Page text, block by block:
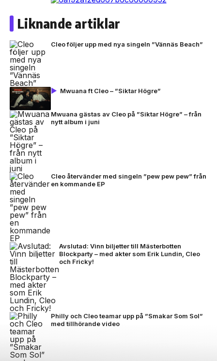
Liknande artiklar
Cleo följer upp med nya singeln ”Vännäs Beach”
Mwuana ft Cleo – ”Siktar Högre”
Mwuana gästas av Cleo på ”Siktar Högre” – från
nytt album i juni
Cleo återvänder med singeln ”pew pew pew” från
en kommande EP
Avslutad: Vinn biljetter till Mästerbotten
Blockparty – med akter som Erik Lundin, Cleo
och Fricky!
Philly och Cleo teamar upp på ”Smakar Som Sol”
med tillhörande video